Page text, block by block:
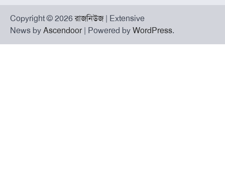
Copyright © 2026রাজনিউজ| Extensive
News by Ascendoor| Powered by WordPress.